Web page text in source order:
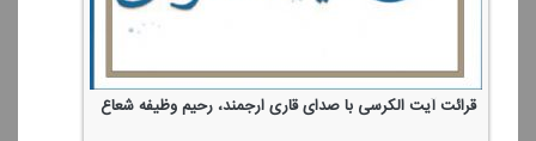
قرائت آیت الكرسی با صدای قاری ارجمند، رحیم وظیفه شعاع